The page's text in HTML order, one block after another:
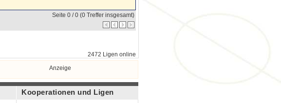
Seite 0 / 0 (0 Treffer insgesamt)
2472 Ligen online
Anzeige
Kooperationen und Ligen